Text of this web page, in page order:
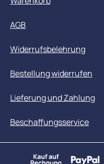
AGB
Widerrufsbelehrung
Bestellung widerrufen
Lieferung und Zahlung
Beschaffungsservice